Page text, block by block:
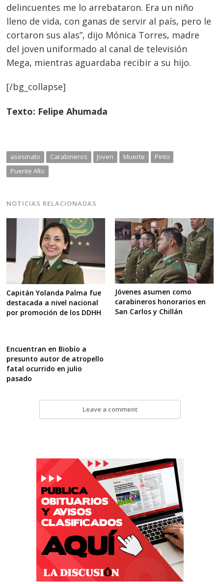
delincuentes me lo arrebataron. Era un niño
lleno de vida, con ganas de servir al país, pero le
cortaron sus alas”, dijo Mónica Torres, madre
del joven uniformado al canal de televisión
Mega, mientras aguardaba recibir a su hijo.
[/bg_collapse]
Texto: Felipe Ahumada
asesinato Carabineros Joven Muerte
Pinto
Puente Alto
NOTICIAS RELACIONADAS
Capitán Yolanda Palma fue
destacada a nivel nacional
por promoción de los DDHH
Jóvenes asumen como
carabineros honorarios en
San Carlos y Chillán
Encuentran en Biobío a
presunto autor de atropello
fatal ocurrido en julio
pasado
Leave a comment